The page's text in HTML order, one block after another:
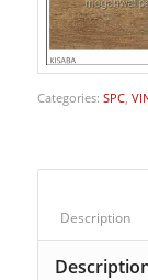
Categories: SPC,